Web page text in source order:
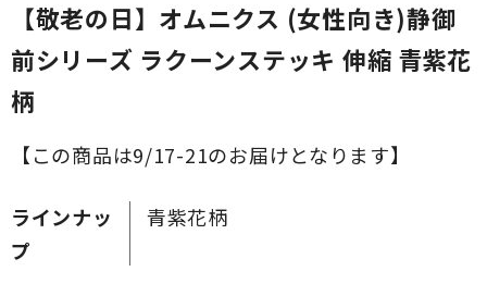
【敬老の日】オムニクス (女性向き)静御
前シリーズ ラクーンステッキ 伸縮 青紫花
柄
【この商品は9/17-21のお届けとなります】
ラインナッ
プ
青紫花柄